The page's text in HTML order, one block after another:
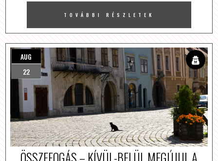
TOVÁBBI RÉSZLETEK
AUG
22
ÖSSZEFOGÁS – KÍVÜL-BELÜL MEGÚJUL A